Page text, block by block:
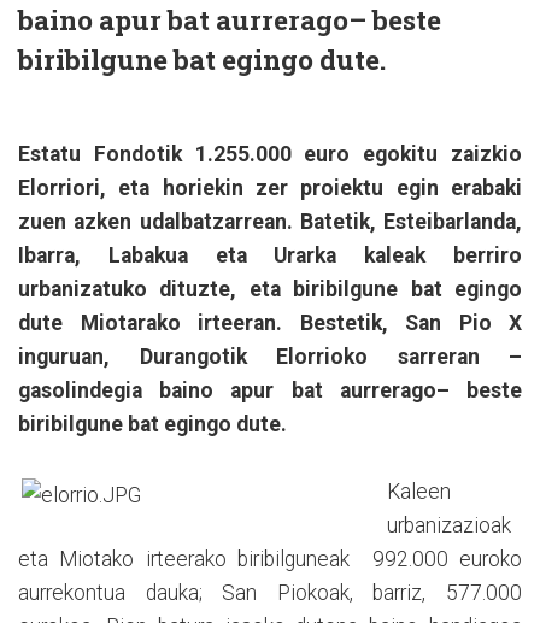
baino apur bat aurrerago– beste
biribilgune bat egingo dute.
Estatu Fondotik 1.255.000 euro egokitu zaizkio
Elorriori, eta horiekin zer proiektu egin erabaki
zuen azken udalbatzarrean. Batetik, Esteibarlanda,
Ibarra, Labakua eta Urarka kaleak berriro
urbanizatuko dituzte, eta biribilgune bat egingo
dute Miotarako irteeran. Bestetik, San Pio X
inguruan, Durangotik Elorrioko sarreran –
gasolindegia baino apur bat aurrerago– beste
biribilgune bat egingo dute.
Kaleen
urbanizazioak
eta Miotako irteerako biribilguneak 992.000 euroko
aurrekontua dauka; San Piokoak, barriz, 577.000